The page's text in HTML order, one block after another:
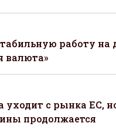
работу на
валюта»
уходит с рынка ЕС,
продолжается